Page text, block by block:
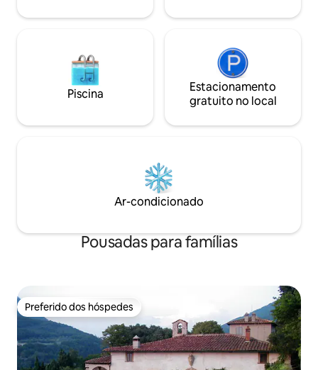
Piscina
Estacionamento
gratuito no local
Ar-condicionado
Pousadas para famílias
Preferido dos hóspedes
Preferido dos hóspedes